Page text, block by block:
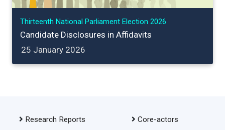
Thirteenth National Parliament Election 2026
Candidate Disclosures in Affidavits
25 January 2026
Research Reports
Core-actors